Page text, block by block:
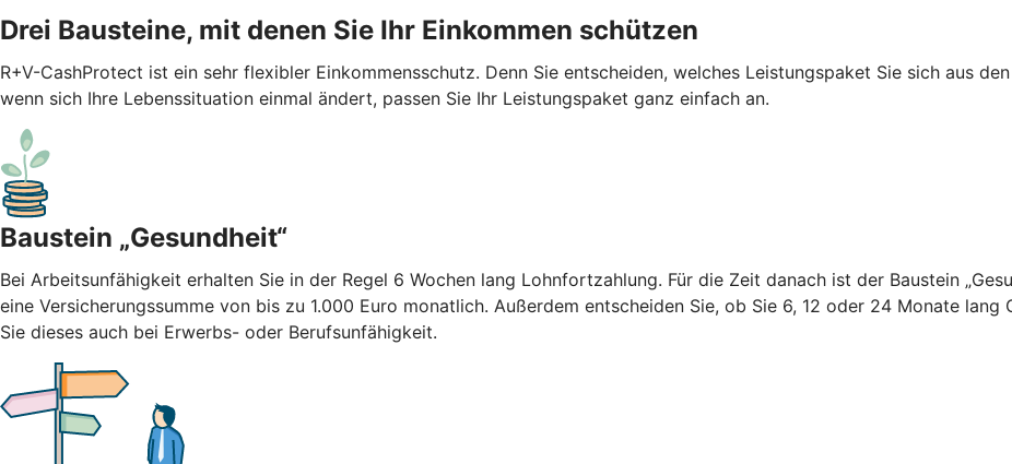
Drei Bausteine, mit denen Sie Ihr Einkommen schützen
R+V-CashProtect ist ein sehr flexibler Einkommensschutz. Denn Sie entscheiden, welches Leistungspaket Sie sich aus
wenn sich Ihre Lebenssituation einmal ändert, passen Sie Ihr Leistungspaket ganz einfach an.
Baustein „Gesundheit“
Bei Arbeitsunfähigkeit erhalten Sie in der Regel 6 Wochen lang Lohnfortzahlung. Für die Zeit danach ist der Baustein
eine Versicherungssumme von bis zu 1.000 Euro monatlich. Außerdem entscheiden Sie, ob Sie 6, 12 oder 24 Monate
Sie dieses auch bei Erwerbs- oder Berufsunfähigkeit.